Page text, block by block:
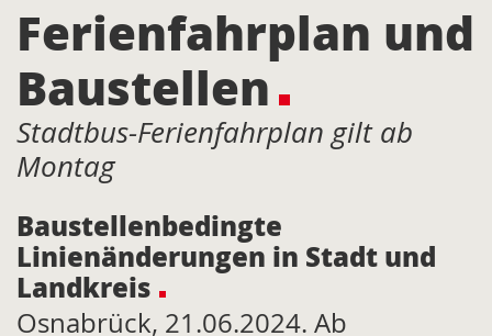
Ferienfahrplan und
Baustellen
Stadtbus-Ferienfahrplan gilt ab
Montag
Baustellenbedingte
Linienänderungen in Stadt und
Landkreis
Osnabrück, 21.06.2024. Ab